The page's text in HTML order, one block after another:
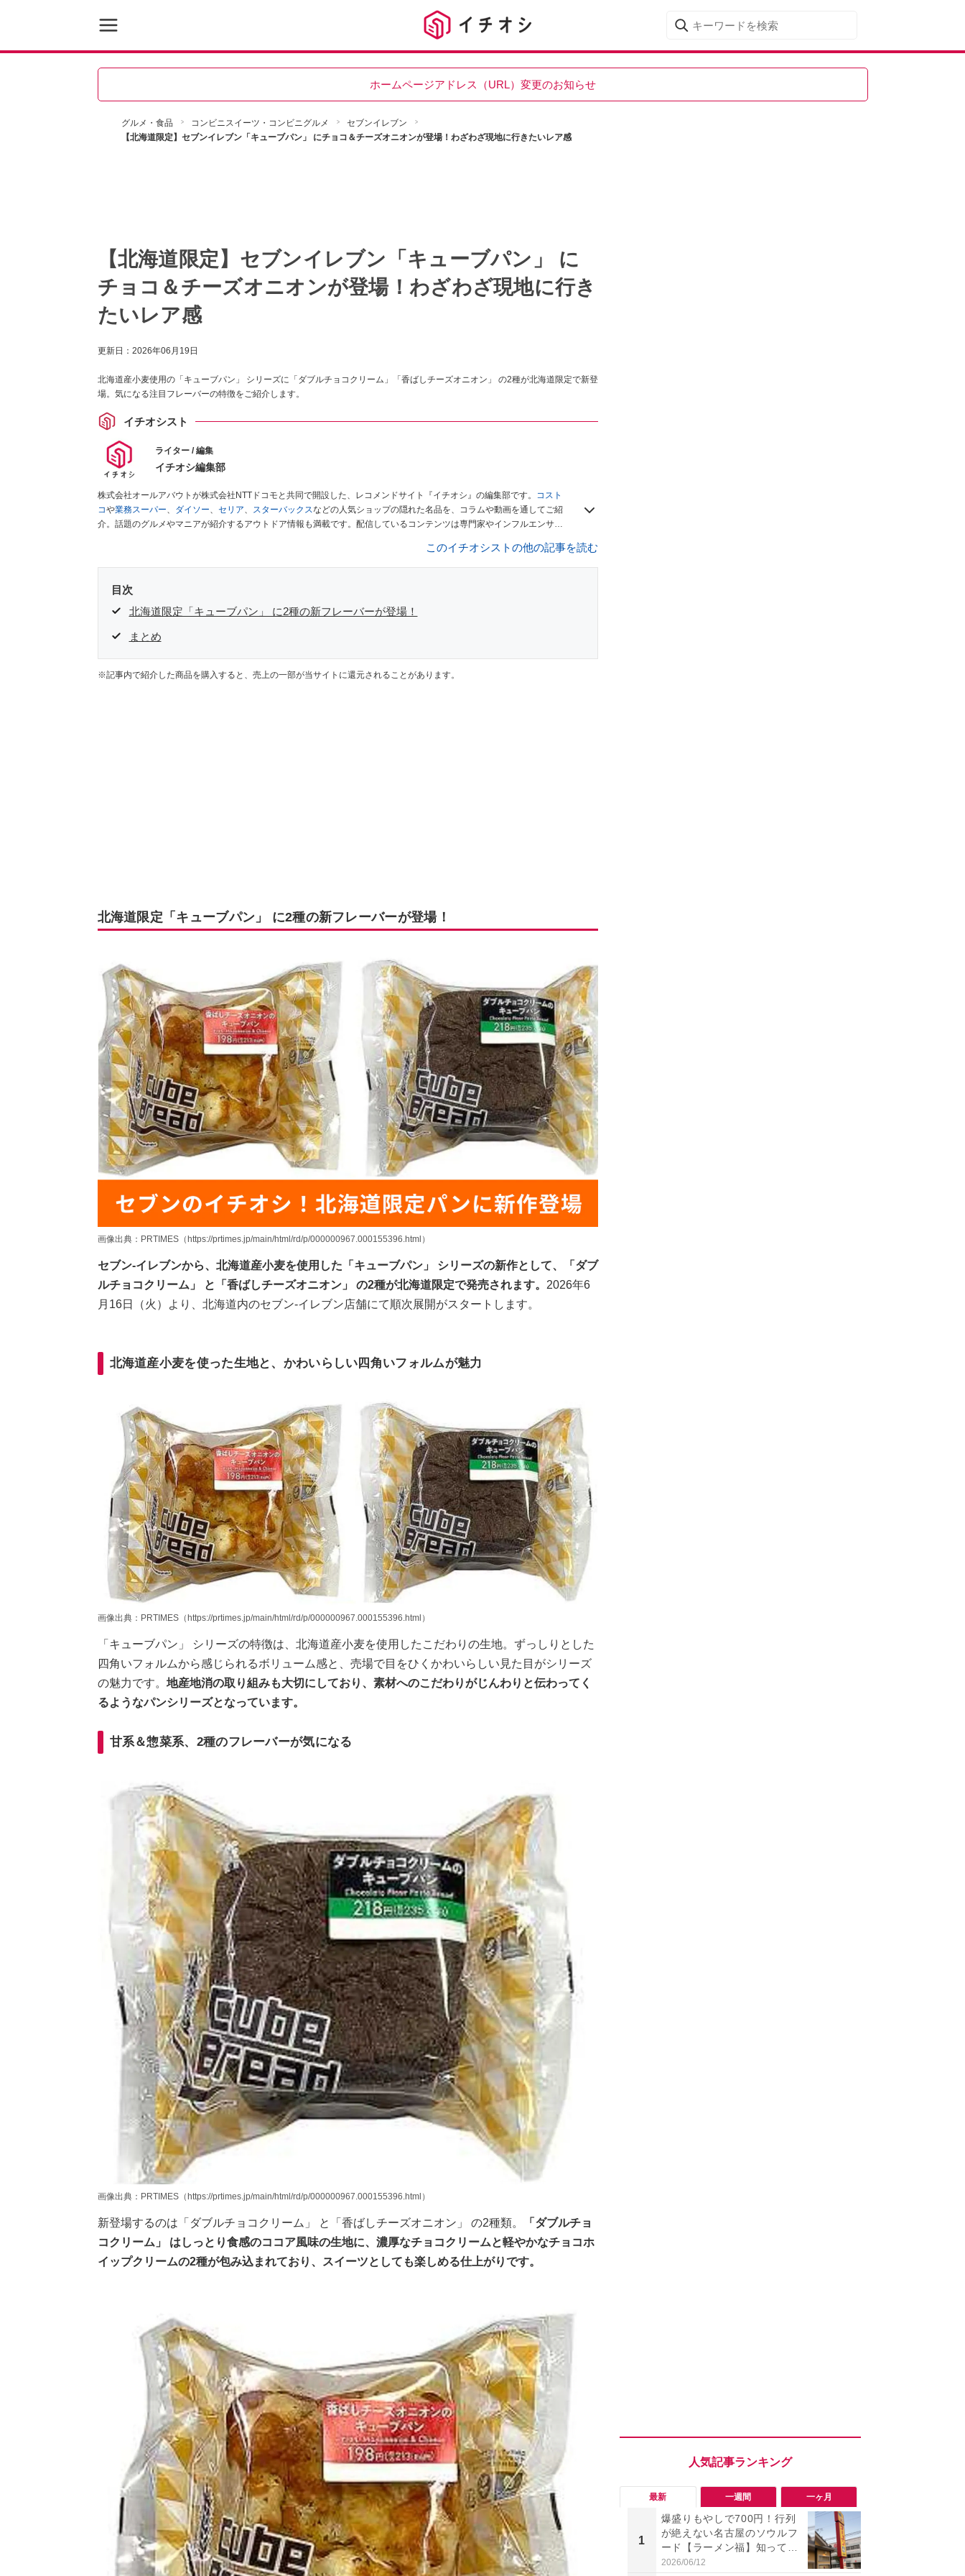
ホームページアドレス（URL）変更のお知らせ
グルメ・食品 コンビニスイーツ・コンビニグルメ
セブンイレブン
【北海道限定】セブンイレブン「キューブパン」 にチョコ＆チーズオニオンが登場！わざわざ現地に行きたいレア感
【北海道限定】セブンイレブン「キューブパン」 に
チョコ＆チーズオニオンが登場！わざわざ現地に行き
たいレア感
更新日： 2026年06月19日
北海道産小麦使用の「キューブパン」 シリーズに「ダブルチョコクリーム」「香ばしチーズオニオン」 の2種が北海道限定で新登
場。気になる注目フレーバーの特徴をご紹介します。
イチオシスト
ライター / 編集
イチオシ編集部
株式会社オールアバウトが株式会社NTTドコモと共同で開設した、レコメンドサイト『イチオシ』の編集部です。
コスト
コや業務スーパー、 ダイソー、 セリア、 スターバックスなどの人気ショップの隠れた名品を、コラムや動画を通してご紹
介。話題のグルメやマニアが紹介するアウトドア情報も満載です。配信しているコンテンツは専門家やインフルエンサー
このイチオシストの他の記事を読む
目次
北海道限定「キューブパン」 に2種の新フレーバーが登場！
まとめ
※記事内で紹介した商品を購入すると、売上の一部が当サイトに還元されることがあります。
北海道限定「キューブパン」 に2種の新フレーバーが登場！
画像出典：PRTIMES（https://prtimes.jp/main/html/rd/p/000000967.000155396.html）
セブン-イレブンから、北海道産小麦を使用した「キューブパン」 シリーズの新作として、「ダブ
ルチョコクリーム」 と「香ばしチーズオニオン」 の2種が北海道限定で発売されます。 2026年6
月16日（火）より、北海道内のセブン-イレブン店舗にて順次展開がスタートします。
北海道産小麦を使った生地と、かわいらしい四角いフォルムが魅力
画像出典：PRTIMES（https://prtimes.jp/main/html/rd/p/000000967.000155396.html）
「キューブパン」 シリーズの特徴は、北海道産小麦を使用したこだわりの生地。ずっしりとした
四角いフォルムから感じられるボリューム感と、売場で目をひくかわいらしい見た目がシリーズ
の魅力です。 地産地消の取り組みも大切にしており、素材へのこだわりがじんわりと伝わってく
るようなパンシリーズとなっています。
甘系＆惣菜系、2種のフレーバーが気になる
画像出典：PRTIMES（https://prtimes.jp/main/html/rd/p/000000967.000155396.html）
新登場するのは「ダブルチョコクリーム」 と「香ばしチーズオニオン」 の2種類。
「ダブルチョ
コクリーム」 はしっとり食感のココア風味の生地に、濃厚なチョコクリームと軽やかなチョコホ
イップクリームの2種が包み込まれており、スイーツとしても楽しめる仕上がりです。
最新 一週間 一ヶ月
1
爆盛りもやしで700円！行列
が絶えない名古屋のソウルフ
ード【ラーメン福】知って
る？
2026/06/12